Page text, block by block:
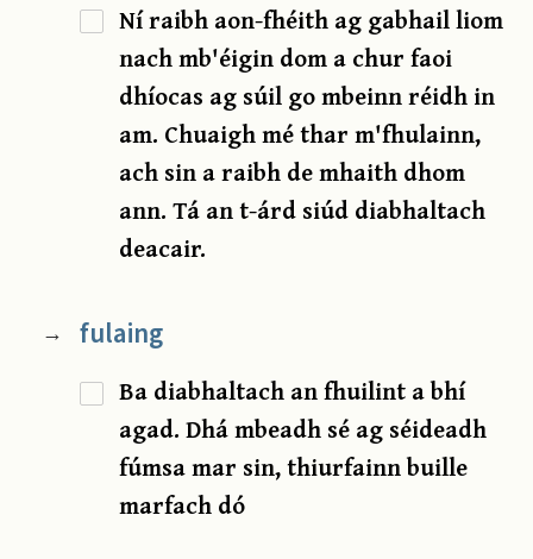
Ní raibh aon-fhéith ag gabhail liom
nach mb'éigin dom a chur faoi
dhíocas ag súil go mbeinn réidh in
am. Chuaigh mé thar m'fhulainn,
ach sin a raibh de mhaith dhom
ann. Tá an t-árd siúd diabhaltach
deacair.
→ fulaing
Ba diabhaltach an fhuilint a bhí
agad. Dhá mbeadh sé ag séideadh
fúmsa mar sin, thiurfainn buille
marfach dó